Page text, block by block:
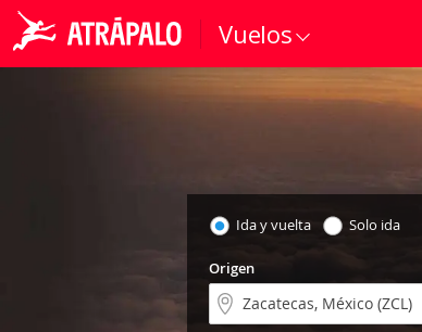
Vuelos
Ida y vuelta Solo ida
Origen